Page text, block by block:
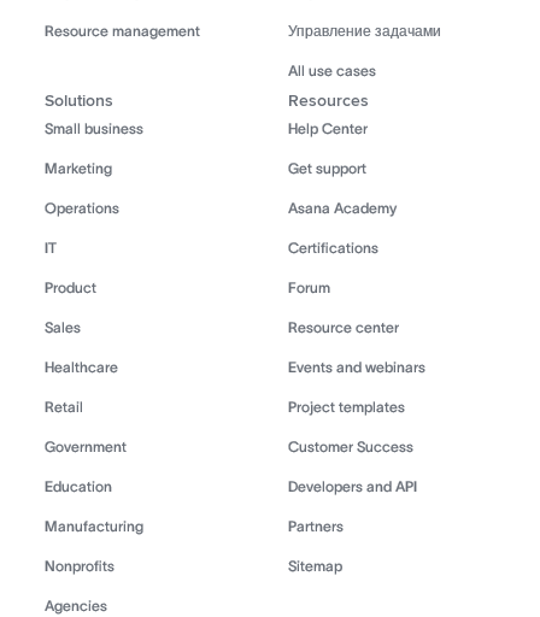
Resource management Управление задачами
All use cases
Solutions
Small business
Marketing
Operations
IT
Product
Sales
Healthcare
Retail
Government
Education
Manufacturing
Nonprofits
Agencies
Resources
Help Center
Get support
Asana Academy
Certifications
Forum
Resource center
Events and webinars
Project templates
Customer Success
Developers and API
Partners
Sitemap